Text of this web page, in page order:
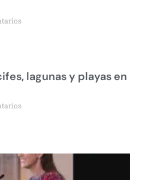
lagunas y playas en